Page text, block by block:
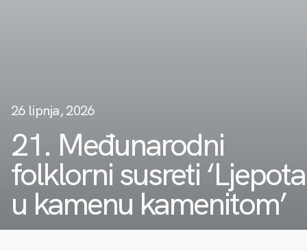
26 lipnja, 2026
21. Međunarodni
folklorni susreti ‘Ljepota
u kamenu kamenitom’